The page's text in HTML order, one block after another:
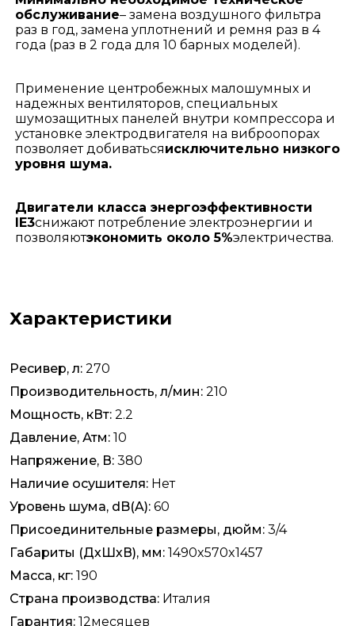
обслуживание– замена воздушного фильтра
раз в год, замена уплотнений и ремня раз в 4
года (раз в 2 года для 10 барных моделей).
Применение центробежных малошумных и
надежных вентиляторов, специальных
шумозащитных панелей внутри компрессора и
установке электродвигателя на виброопорах
позволяет добиватьсяисключительно низкого
уровня шума.
Двигатели класса энергоэффективности
IE3снижают потребление электроэнергии и
позволяютэкономить около 5%электричества.
Характеристики
Ресивер, л: 270
Производительность, л/мин: 210
Мощность, кВт: 2.2
Давление, Атм: 10
Напряжение, В: 380
Наличие осушителя: Нет
Уровень шума, dB(A): 60
Присоединительные размеры, дюйм: 3/4
Габариты (ДхШхВ), мм: 1490x570x1457
Масса, кг: 190
Страна производства: Италия
Гарантия: 12месяцев